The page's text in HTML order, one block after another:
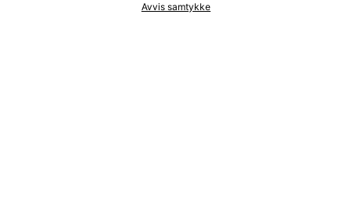
. Informasjonen er også tilgjengelig via en
Avvis samtykke